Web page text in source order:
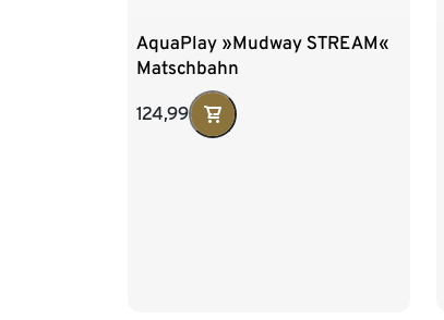
AquaPlay »Mudway STREAM«
Matschbahn
124,99